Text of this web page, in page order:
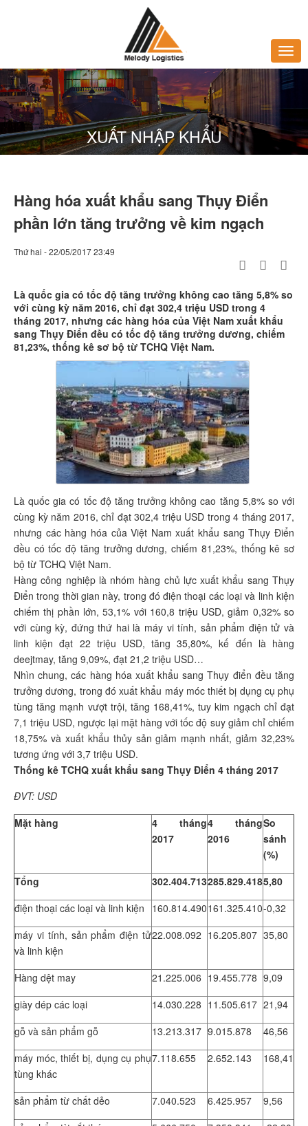
XUẤT NHẬP KHẨU
Hàng hóa xuất khẩu sang Thụy Điển
phần lớn tăng trưởng về kim ngạch
Thứ hai - 22/05/2017 23:49
Là quốc gia có tốc độ tăng trưởng không cao tăng 5,8% so
với cùng kỳ năm 2016, chỉ đạt 302,4 triệu USD trong 4
tháng 2017, nhưng các hàng hóa của Việt Nam xuất khẩu
sang Thụy Điển đều có tốc độ tăng trưởng dương, chiếm
81,23%, thống kê sơ bộ từ TCHQ Việt Nam.
Là quốc gia có tốc độ tăng trưởng không cao tăng 5,8% so với
cùng kỳ năm 2016, chỉ đạt 302,4 triệu USD trong 4 tháng 2017,
nhưng các hàng hóa của Việt Nam xuất khẩu sang Thụy Điển
đều có tốc độ tăng trưởng dương, chiếm 81,23%, thống kê sơ
bộ từ TCHQ Việt Nam.
Hàng công nghiệp là nhóm hàng chủ lực xuất khẩu sang Thụy
Điển trong thời gian này, trong đó điện thoại các loại và linh kiện
chiếm thị phần lớn, 53,1% với 160,8 triệu USD, giảm 0,32% so
với cùng kỳ, đứng thứ hai là máy vi tính, sản phẩm điện tử và
linh kiện đạt 22 triệu USD, tăng 35,80%, kế đến là hàng
deejtmay, tăng 9,09%, đạt 21,2 triệu USD…
Nhìn chung, các hàng hóa xuất khẩu sang Thụy điển đều tăng
trưởng dương, trong đó xuất khẩu máy móc thiết bị dụng cụ phụ
tùng tăng mạnh vượt trội, tăng 168,41%, tuy kim ngạch chỉ đạt
7,1 triệu USD, ngược lại mặt hàng với tốc độ suy giảm chỉ chiếm
18,75% và xuất khẩu thủy sản giảm mạnh nhất, giảm 32,23%
tương ứng với 3,7 triệu USD.
Thống kê TCHQ xuất khẩu sang Thụy Điển 4 tháng 2017
ĐVT: USD
Mặt hàng
4 tháng
2017
4 tháng
2016
So
sánh
(%)
Tổng
302.404.713285.829.4185,80
điện thoại các loại và linh kiện
160.814.490161.325.410-0,32
máy vi tính, sản phẩm điện tử
và linh kiện
22.008.092 16.205.807 35,80
Hàng dệt may 21.225.006 19.455.778 9,09
giày dép các loại
14.030.228 11.505.617 21,94
gỗ và sản phẩm gỗ
13.213.317 9.015.878
46,56
máy móc, thiết bị, dụng cụ phụ
tùng khác
7.118.655 2.652.143 168,41
sản phẩm từ chất dẻo 7.040.523 6.425.957
9,56